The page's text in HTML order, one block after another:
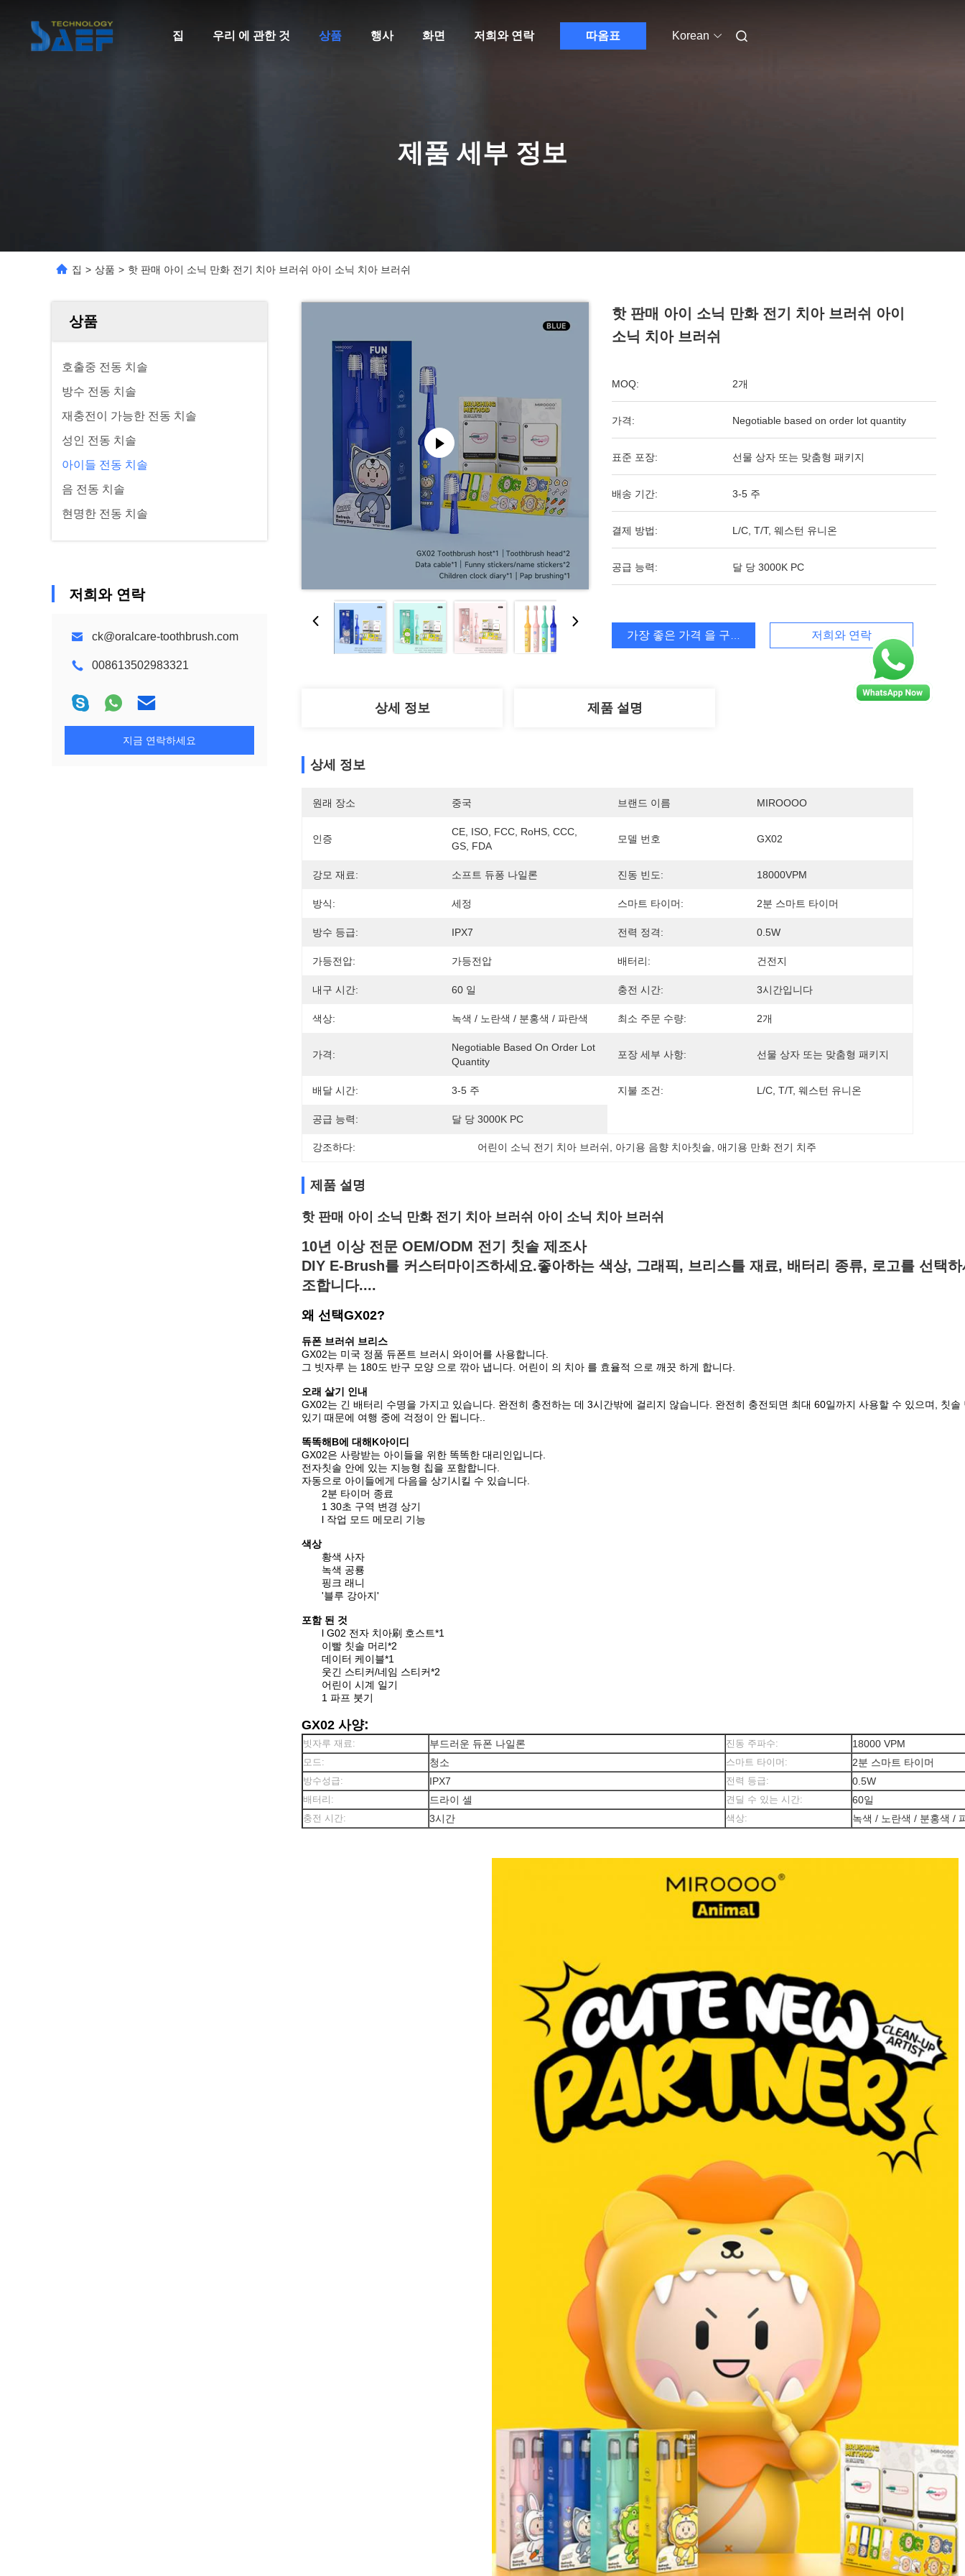
집 우리 에 관한 것 상품 행사 화면 저희와 연락 따옴표 Korean
제품 세부 정보
집 > 상품 > 핫 판매 아이 소닉 만화 전기 치아 브러쉬 아이 소닉 치아 브러쉬
상품
호출중 전동 치솔
방수 전동 치솔
재충전이 가능한 전동 치솔
성인 전동 치솔
아이들 전동 치솔
음 전동 치솔
현명한 전동 치솔
저희와 연락
ck@oralcare-toothbrush.com
008613502983321
지금 연락하세요
핫 판매 아이 소닉 만화 전기 치아 브러쉬 아이
소닉 치아 브러쉬
MOQ: 2개
가격: Negotiable based on order lot quantity
표준 포장: 선물 상자 또는 맞춤형 패키지
배송 기간: 3-5 주
결제 방법: L/C, T/T, 웨스턴 유니온
공급 능력: 달 당 3000K PC
가장 좋은 가격 을 구하라 저희와 연락
상세 정보 제품 설명
상세 정보
원래 장소 중국 브랜드 이름 MIROOOO
인증
CE, ISO, FCC, RoHS, CCC,
GS, FDA
모델 번호 GX02
강모 재료: 소프트 듀퐁 나일론 진동 빈도: 18000VPM
방식: 세정 스마트 타이머: 2분 스마트 타이머
방수 등급: IPX7 전력 정격: 0.5W
가등전압: 가등전압 배터리: 건전지
내구 시간: 60 일 충전 시간: 3시간입니다
색상: 녹색 / 노란색 / 분홍색 / 파란색 최소 주문 수량: 2개
가격:
Negotiable Based On Order Lot
Quantity
포장 세부 사항: 선물 상자 또는 맞춤형 패키지
배달 시간: 3-5 주 지불 조건: L/C, T/T, 웨스턴 유니온
공급 능력: 달 당 3000K PC
강조하다: 어린이 소닉 전기 치아 브러쉬 아기용 음향 치아칫솔 애기용 만화 전기 치주
제품 설명
핫 판매 아이 소닉 만화 전기 치아 브러쉬 아이 소닉 치아 브러쉬
10년 이상 전문 OEM/ODM 전기 칫솔 제조사
DIY E-Brush를 커스터마이즈하세요.좋아하는 색상, 그래픽, 브리스틀 재료, 배터리 종류, 로고를 선택
조합니다....
왜 선택GX02?
듀폰 브러쉬 브리스
GX02는 미국 정품 듀폰트 브러시 와이어를 사용합니다.
그 빗자루 는 180도 반구 모양 으로 깎아 냅니다. 어린이 의 치아 를 효율적 으로 깨끗 하게 합니다.
오래 살기 인내
GX02는 긴 배터리 수명을 가지고 있습니다. 완전히 충전하는 데 3시간밖에 걸리지 않습니다. 완전히 충전되면 최대 60일까지 사용할 수 있으며, 칫
있기 때문에 여행 중에 걱정이 안 됩니다..
똑똑해 B에 대해 K아이디
GX02은 사랑받는 아이들을 위한 똑똑한 대리인입니다.
전자칫솔 안에 있는 지능형 칩을 포함합니다.
자동으로 아이들에게 다음을 상기시킬 수 있습니다.
2분 타이머 종료
1 30초 구역 변경 상기
l 작업 모드 메모리 기능
색상
황색 사자
녹색 공룡
핑크 래니
'블루 강아지'
포함 된 것
l G02 전자 치아刷 호스트*1
이빨 칫솔 머리*2
데이터 케이블*1
웃긴 스티커/네임 스티커*2
어린이 시계 일기
1 파프 붓기
GX02 사양:
빗자루 재료: 부드러운 듀폰 나일론 진동 주파수: 18000 VPM
모드: 청소 스마트 타이머: 2분 스마트 타이머
방수성급: IPX7 전력 등급: 0.5W
배터리: 드라이 셀 견딜 수 있는 시간: 60일
충전 시간: 3시간 색상: 녹색 / 노란색 / 분홍색 /